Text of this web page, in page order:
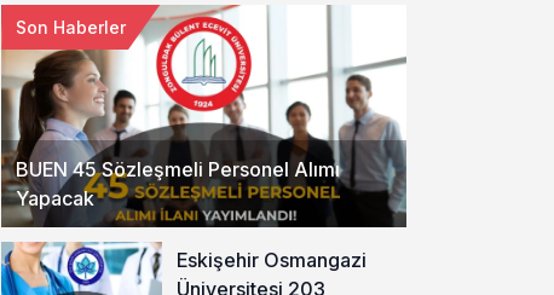
BUEN 45 Sözleşmeli Personel Alımı
Yapacak
Son Haberler
Eskişehir Osmangazi
Üniversitesi 203